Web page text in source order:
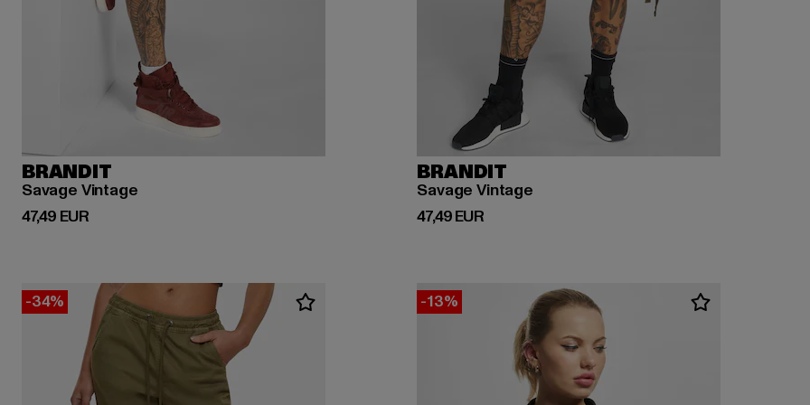
BRANDIT
Savage Vintage
47,49 EUR
Derzeitiger Preis: 47,49 EUR
BRANDIT
Savage Vintage
47,49 EUR
Derzeitiger Preis: 47,49 EUR
-34% -13%